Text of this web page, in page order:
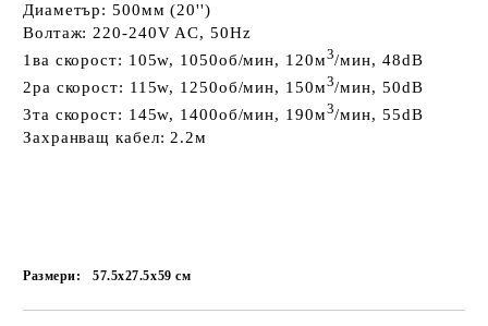
Диаметър:500мм (20'')
Волтаж: 220-240V AC, 50Hz
1ва скорост: 105w, 1050об/мин, 120м3/мин, 48dB
2ра скорост: 115w, 1250об/мин, 150м3/мин, 50dB
3та скорост: 145w, 1400об/мин, 190м3/мин, 55dB
Захранващ кабел: 2.2м
Размери: 57.5x27.5x59см